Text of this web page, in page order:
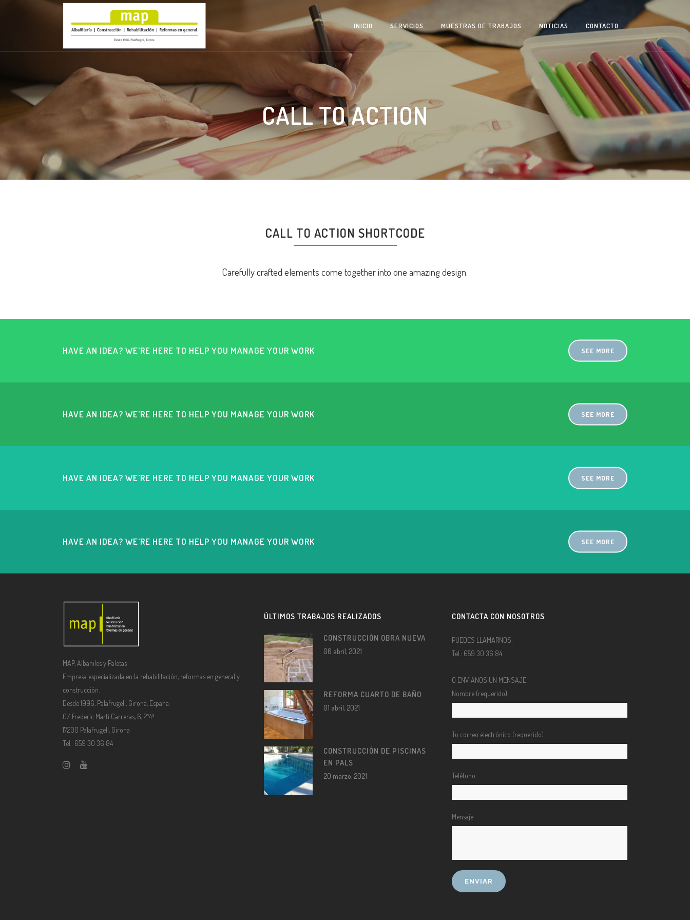
INICIO SERVICIOS MUESTRAS DE TRABAJOS NOTICIAS CONTACTO
CALL TO ACTION
CALL TO ACTION SHORTCODE
Carefully crafted elements come together into one amazing design.
HAVE AN IDEA? WE’RE HERE TO HELP YOU MANAGE YOUR WORK SEE MORE
HAVE AN IDEA? WE’RE HERE TO HELP YOU MANAGE YOUR WORK SEE MORE
HAVE AN IDEA? WE’RE HERE TO HELP YOU MANAGE YOUR WORK SEE MORE
HAVE AN IDEA? WE’RE HERE TO HELP YOU MANAGE YOUR WORK SEE MORE
MAP, Albañiles y Paletas
Empresa especializada en la rehabilitación, reformas en general y
construcción.
Desde 1996, Palafrugell, Girona, España.
C/ Frederic Martí Carreras, 6, 2º4ª
17200 Palafrugell, Girona
Tel.: 659 30 36 84
ÚLTIMOS TRABAJOS REALIZADOS
CONSTRUCCIÓN OBRA NUEVA
06 abril, 2021
REFORMA CUARTO DE BAÑO
01 abril, 2021
CONSTRUCCIÓN DE PISCINAS
EN PALS
20 marzo, 2021
CONTACTA CON NOSOTROS
PUEDES LLAMARNOS:
Tel.: 659 30 36 84
O ENVÍANOS UN MENSAJE:
Nombre (requerido)
Tu correo electrónico (requerido)
Teléfono
Mensaje